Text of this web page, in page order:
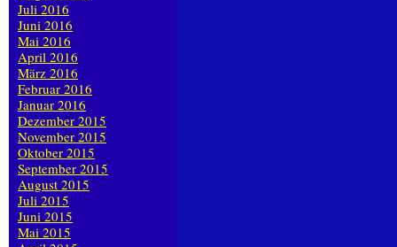
Juli 2016
Juni 2016
Mai 2016
April 2016
März 2016
Februar 2016
Januar 2016
Dezember 2015
November 2015
Oktober 2015
September 2015
August 2015
Juli 2015
Juni 2015
Mai 2015